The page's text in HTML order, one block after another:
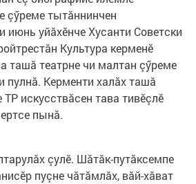
çӳреме тытăннинчен
июнь уйăхӗнче Хусанти Советски
Культура керменӗ
ташă театрне чи малтан çӳреме
пулнă. Керменти халăх ташă
ТР искусствăсен тава тивӗçлӗ
пынă.
çулӗ. Шăтăк-путăксемпе
пуçне чăтăмлăх, вăй-хăват